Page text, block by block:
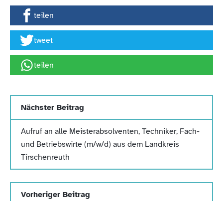
teilen
tweet
teilen
Nächster Beitrag
Aufruf an alle Meisterabsolventen, Techniker, Fach-
und Betriebswirte (m/w/d) aus dem Landkreis
Tirschenreuth
Vorheriger Beitrag